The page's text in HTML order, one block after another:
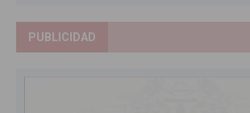
PUBLICIDAD